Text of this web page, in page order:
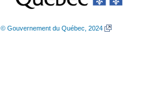
© Gouvernement du Québec, 2024